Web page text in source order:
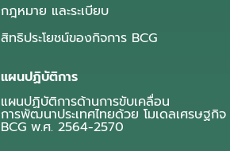
กฎหมาย และระเบียบ
สิทธิประโยชน์ของกิจการ BCG
แผนปฏิบัติการ
แผนปฏิบัติการด้านการขับเคลื่อน
การพัฒนาประเทศไทยด้วย โมเดลเศรษฐกิจ
BCG พ.ศ. 2564-2570